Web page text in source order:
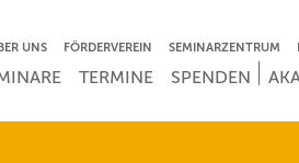
ÜBERSPRINGEN
UNS FÖRDERVEREIN SEMINARZENTRUM
ÜBERSPRINGEN
TERMINE SPENDEN